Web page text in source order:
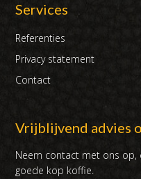
Services
Referenties
Privacy statement
Contact
Vrijblijvend advies
Neem contact met ons op,
goede kop koffie.